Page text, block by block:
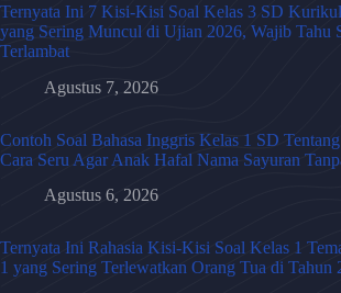
Ternyata Ini 7 Kisi-Kisi Soal Kelas 3 SD
yang Sering Muncul di Ujian 2026, Wajib Tahu
Terlambat
Agustus 7, 2026
Contoh Soal Bahasa Inggris Kelas 1 SD
Cara Seru Agar Anak Hafal Nama Sayuran
Agustus 6, 2026
Ternyata Ini Rahasia Kisi-Kisi Soal Kelas 1
1 yang Sering Terlewatkan Orang Tua di Tahun